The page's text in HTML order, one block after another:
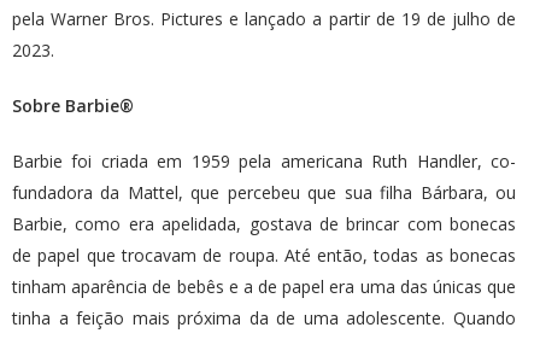
pela Warner Bros. Pictures e lançado a partir de 19 de julho de
2023.
Sobre Barbie®
Barbie foi criada em 1959 pela americana Ruth Handler, co-
fundadora da Mattel, que percebeu que sua filha Bárbara, ou
Barbie, como era apelidada, gostava de brincar com bonecas
de papel que trocavam de roupa. Até então, todas as bonecas
tinham aparência de bebês e a de papel era uma das únicas que
tinha a feição mais próxima da de uma adolescente. Quando